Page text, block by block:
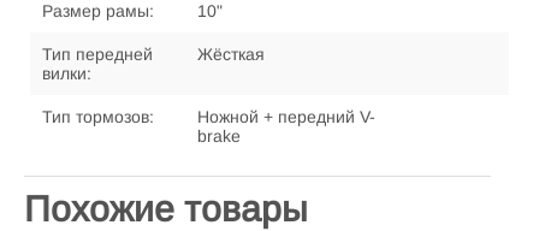
Размер рамы: 10"
Тип передней
вилки:
Жёсткая
Тип тормозов:
Ножной + передний V-
brake
Похожие товары